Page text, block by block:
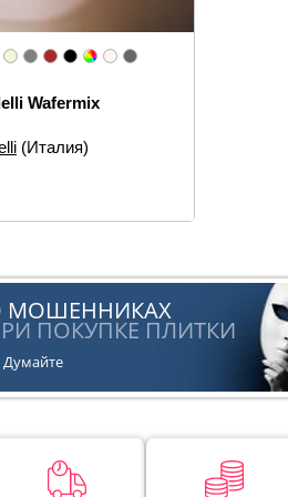
Wafermix
10×10
(Италия)
МОШЕННИКАХ
ПОКУПКЕ ПЛИТКИ
Думайте